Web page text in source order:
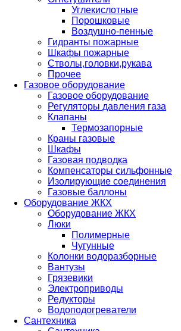
Углекислотные
Порошковые
Воздушно-пенные
Гидранты пожарные
Шкафы пожарные
Стволы,головки,рукава
Прочее
Газовое оборудование
Газовое оборудование
Регуляторы давления газа
Клапаны
Термозапорные
Краны газовые
Шкафы
Газовая подводка
Компенсаторы сильфонные
Изолирующие соединения
Газовые баллоны
Оборудование ЖКХ
Оборудование ЖКХ
Люки
Полимерные
Чугунные
Колонки водоразборные
Вантузы
Грязевики
Электроприводы
Редукторы
Водоподогреватели
Сантехника